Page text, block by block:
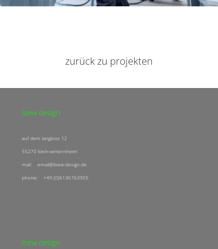
zurück zu projekten
loew design
auf dem langloos 12
55270 klein-winternheim
mail: email@loew-design.de
phone: +49 (0)6136763905
loew design